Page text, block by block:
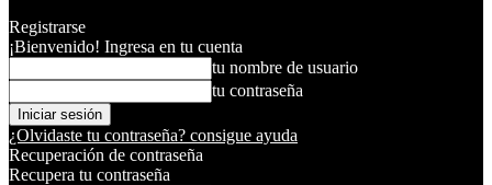
Registrarse
¡Bienvenido! Ingresa en tu cuenta
tu nombre de usuario
tu contraseña
¿Olvidaste tu contraseña? consigue ayuda
Recuperación de contraseña
Recupera tu contraseña